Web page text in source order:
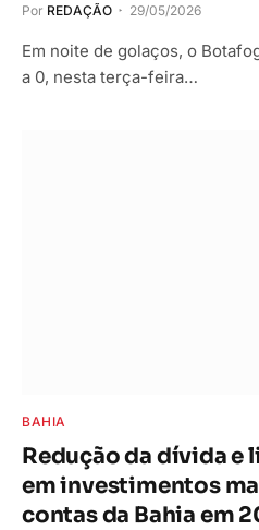
Por REDAÇÃO 29/05/2026
Em noite de golaços, o
a 0, nesta terça-feira…
BAHIA
Redução da dívida e
em investimentos
contas da Bahia em